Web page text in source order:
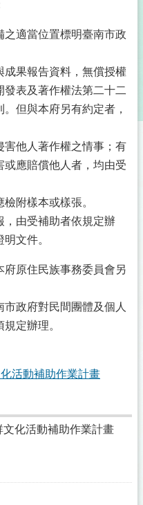
適當位置標明臺南市政
成果報告資料，無償授權
表及著作權法第二十二
但與本府另有約定者，
害他人著作權之情事；有
應賠償他人者，均由受
附樣本或樣張。
，由受補助者依規定辦
文件。
原住民族事務委員會另
政府對民間團體及個人
定辦理。
活動補助作業計畫
化活動補助作業計畫